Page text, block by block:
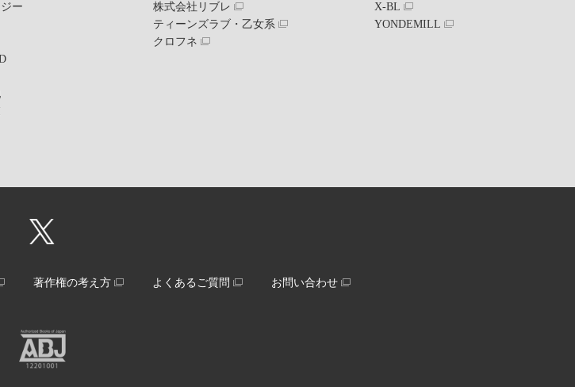
ー
株式会社リブレ
ティーンズラブ・乙女系
クロフネ
X-BL
YONDEMILL
著作権の考え方 よくあるご質問 お問い合わせ